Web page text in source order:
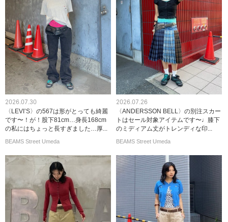
2026.07.30
〈LEVI’S〉の567は形がとっても綺麗
です〜！が！股下81cm…身長168cm
の私にはちょっと長すぎました…厚...
BEAMS Street Umeda
2026.07.26
〈ANDERSSON BELL〉の別注スカー
トはセール対象アイテムです〜♩膝下
のミディアム丈がトレンディな印...
BEAMS Street Umeda